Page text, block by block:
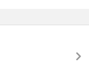
20h／月前後（繁忙
し、様々な情報通信
、雇用保険、退職金